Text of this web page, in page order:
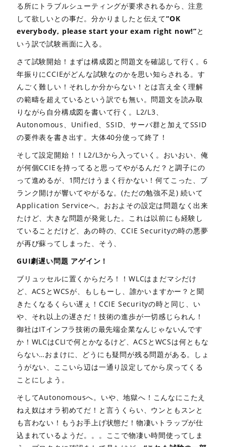
る所にトラブルシューティングが要求されるから、注意
して欲しいとの事だ。分かりましたと伝えて“OK
everybody, please start your exam right now!”と
いう訳で試験画面に入る。
さて試験開始！まずは構成図と問題文を確認して行く。6
年振りにCCIEがどんな試験なのかを思い知らされる。す
んごく難しい！それしか分からない！とは言え全く理解
の範疇を超えているという訳でも無い。問題文を読み取
りながら自分構成図を書いて行く。L2/L3、
Autonomous、Unified、SSID、サーバ群と加えてSSID
の要件表を書き出す。大体40分使って終了！
そして設定開始！！L2/L3から入っていく。おいおい、俺
が何個CCIEを持ってると思ってやがるんだ？と調子にの
って進めるが、1問だけうまく行かない！何てこった、ブ
ランク開けが響いてやがるな。(ただの勉強不足) 続いて
Application Serviceへ。おおよその設定は問題なく出来
たけど、大きな問題が発覚した。これは以前にも経験し
ていることだけど、あの時の、CCIE Securityの時の悪夢
が再び蘇ってしまった、そう、
GUI劇遅い問題 アゲイン！
ブリュッセルに置くからだろ！！WLCはまだマシだけ
ど、ACSとWCSが、もしもーし、誰かいますかー？と聞
きたくなるくらい遅ぇ！CCIE Securityの時と同じ、い
や、それ以上の遅さだ！技術の進歩が一切感じられん！
御社はITインフラ技術の最先端企業なんじゃないんです
か！WLCはCLIで何とかなるけど、ACSとWCSは何ともな
らない…おまけに、どうにも疑問が残る問題がある。しょ
うがない、ここいら辺は一通り設定してから戻ってくる
ことにしよう。
そしてAutonomousへ。いや、地獄へ！こんなにこたえ
ねえ奴はオラ初めてだ！と言うくらい、ウンともスンと
も言わない！もうお手上げ状態だ！物凄いトラップが仕
込まれているようだ。。。ここで物凄い時間使ってしま